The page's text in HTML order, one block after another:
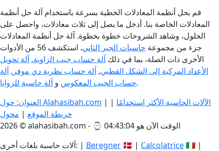
قم بحل أنظمة المعادلات الخطية بسرعة باستخدام آلة حل أنظمة
المعادلات الخاصة بنا. أدخل ما يصل إلى ثلاث معادلات، واحصل على
الحلول، وشاهد الشروحات خطوة بخطوة. آلة حل أنظمة المعادلات
جزء من مجموعة حاسبات الجبر الثاني
. استكشف 56 من الأدوات
الأخرى ذات الصلة، بما في ذلك آلة حساب جيب الزاوية, آلة تحويل
الأعداد المركبة إلى الشكل القطبي, آلة حساب نظرية دي موفر , آلة
حساب الجيب المعكوس و آلة حاسبة للزوايا
.
العنوان: حول Alahasibah.com | الآلات الحاسبة الأكثر استخدامًا |
خريطة الموقع | محول
2026 © alahasibah.com - ⌚
الوقت الآن هو 04:43:04
آلات حاسبة بلغات أخرى: | Beregner 🇩🇰 | Calcolatrice🇮🇹 |